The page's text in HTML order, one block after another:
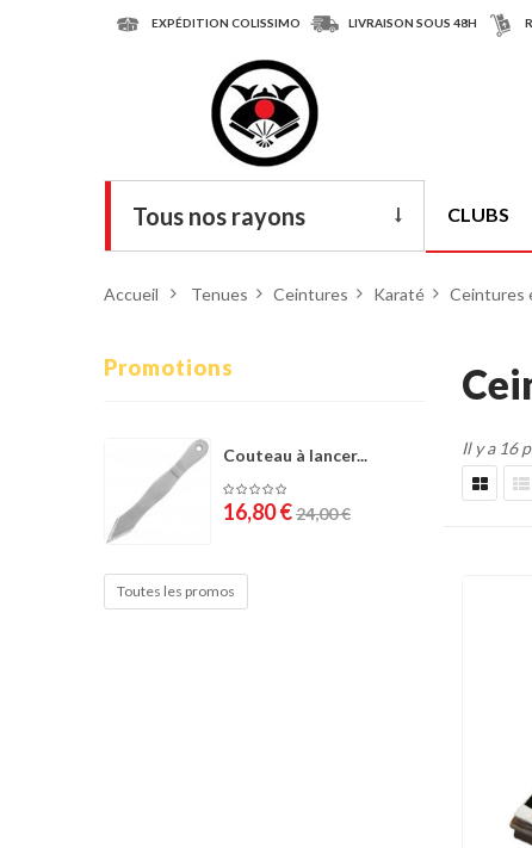
EXPÉDITION COLISSIMO LIVRAISON SOUS 48H
Tous nos rayons
Armes
Chaussures
Protections
Condition physique
CLUBS
Accueil > Tenues > Ceintures > Karaté > Ceintures
Promotions
Couteau à lancer...
16,80 €24,00 €
Toutes les promos
Il y a 16